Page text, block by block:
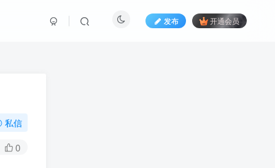
发布 开通会员
私信
0